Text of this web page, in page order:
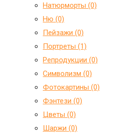
Натюрморты (0)
Ню (0)
Пейзажи (0)
Портреты (1)
Репродукции (0)
Символизм (0)
Фотокартины (0)
Фэнтези (0)
Цветы (0)
Шаржи (0)